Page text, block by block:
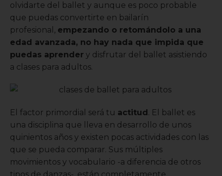
olvidarte del ballet y aunque es poco probable
que puedas convertirte en bailarín
profesional, empezando o retomándolo a una
edad avanzada, no hay nada que impida que
puedas aprender y disfrutar del ballet asistiendo
a clases para adultos.
El factor primordial será tu actitud. El ballet es
una disciplina que lleva en desarrollo de unos
quinientos años y existen pocas actividades con las
que se pueda comparar. Sus múltiples
movimientos y vocabulario -a diferencia de otros